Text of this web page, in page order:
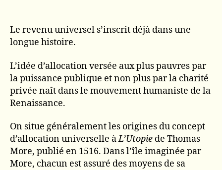
Le revenu universel s’inscrit déjà dans une
longue histoire.
L’idée d’allocation versée aux plus pauvres par
la puissance publique et non plus par la charité
privée naît dans le mouvement humaniste de la
Renaissance.
On situe généralement les origines du concept
d’allocation universelle àL’Utopie de Thomas
More, publié en 1516. Dans l’île imaginée par
More, chacun est assuré des moyens de sa